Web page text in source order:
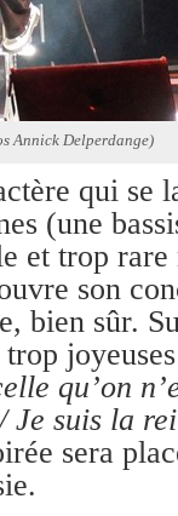
Annick Delperdange)
qui se
(une
et trop
son
bien sûr.
trop
qu’on
suis la
sera